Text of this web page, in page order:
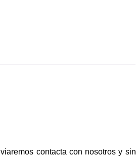
contacta con nosotros y sin